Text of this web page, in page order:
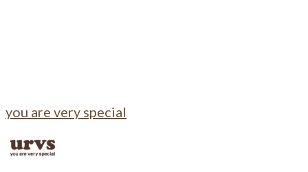
you are very special